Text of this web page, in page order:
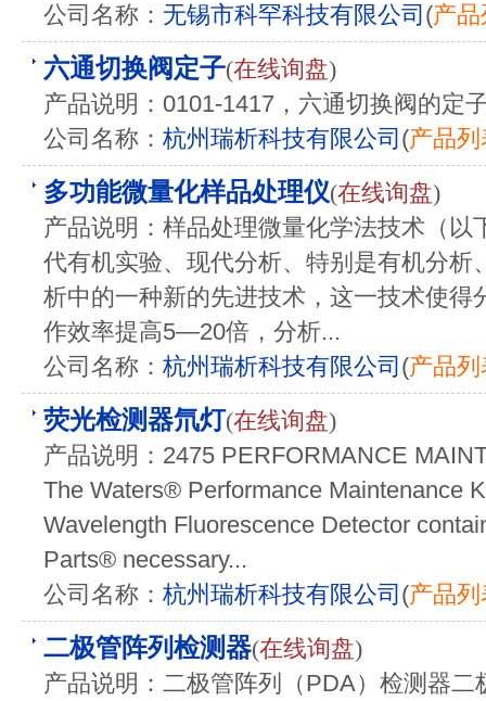
公司名称： 无锡市科罕科技有限公司 (产
六通切换阀定子(在线询盘)
产品说明：0101-1417，六通切换阀的定
公司名称： 杭州瑞析科技有限公司 (产品
多功能微量化样品处理仪(在线询盘)
产品说明：样品处理微量化学法技术（以
代有机实验、现代分析、特别是有机分析
析中的一种新的先进技术，这一技术使得
作效率提高5—20倍，分析...
公司名称： 杭州瑞析科技有限公司 (产品
荧光检测器氘灯(在线询盘)
产品说明：2475 PERFORMANCE
The Waters® Performance Maintenance
Wavelength Fluorescence Detector
Parts® necessary...
公司名称： 杭州瑞析科技有限公司 (产品
二极管阵列检测器(在线询盘)
产品说明：二极管阵列（PDA）检测器